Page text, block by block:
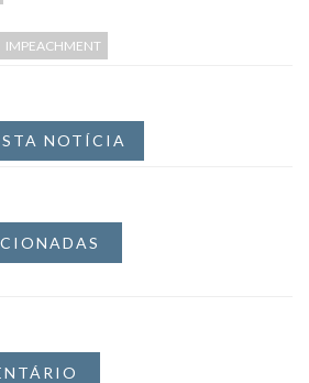
IMPEACHMENT
NOTÍCIA